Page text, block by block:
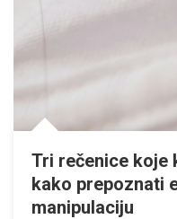
Tri rečenice koje
kako prepoznati
manipulaciju